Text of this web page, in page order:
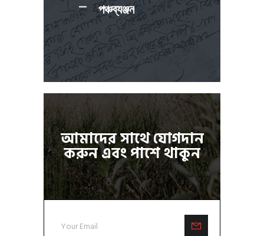
পঞ্চব্যঞ্জন
আমাদের সাথে যোগদান
করুন এবং পাশে থাকুন